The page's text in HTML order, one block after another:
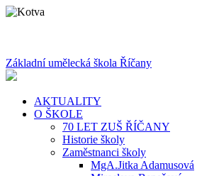
Základní umělecká škola Říčany
AKTUALITY
O ŠKOLE
70 LET ZUŠ ŘÍČANY
Historie školy
Zaměstnanci školy
MgA.Jitka Adamusová